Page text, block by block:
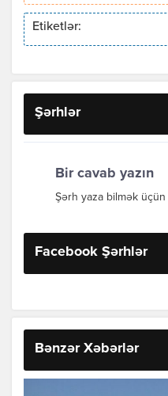
Etiketlər:
Şərhlər
Bir cavab yazın
Şərh yaza bilmək üçün
Facebook Şərhlər
Bənzər Xəbərlər